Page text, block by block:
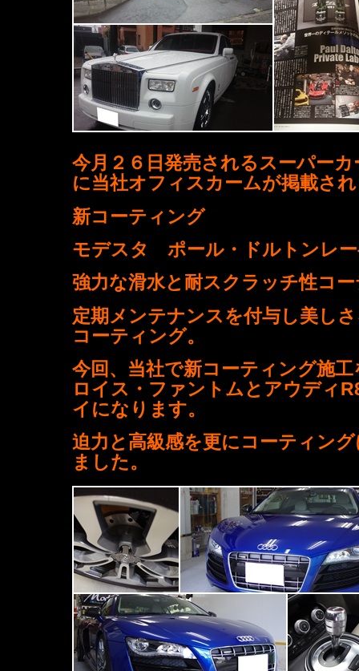
今月２６日発売されるスーパー
に当社オフィスカームが掲載さ
新コーティング
モデスタ ポール・ドルトンレ
強力な滑水と耐スクラッチ性コ
定期メンテナンスを付与し美し
コーティング。
今回、当社で新コーティング施
ロイス・ファントムとアウディ
イになります。
迫力と高級感を更にコーティン
ました。